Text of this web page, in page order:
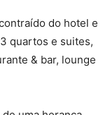
do hotel e
quartos e suites,
& bar, lounge